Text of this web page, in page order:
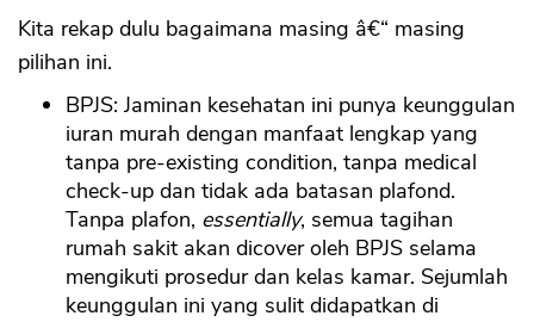
Kita rekap dulu bagaimana masing â€“ masing
pilihan ini.
BPJS: Jaminan kesehatan ini punya keunggulan
iuran murah dengan manfaat lengkap yang
tanpa pre-existing condition, tanpa medical
check-up dan tidak ada batasan plafond.
Tanpa plafon, essentially, semua tagihan
rumah sakit akan dicover oleh BPJS selama
mengikuti prosedur dan kelas kamar. Sejumlah
keunggulan ini yang sulit didapatkan di